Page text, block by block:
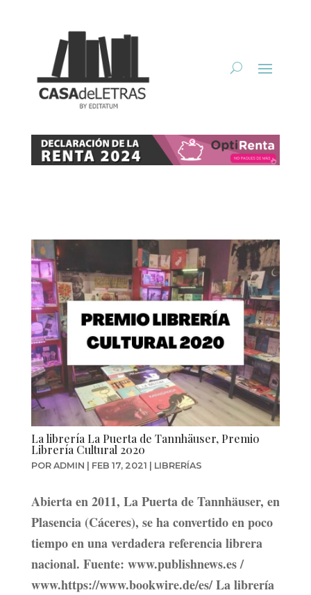
La librería La Puerta de Tannhäuser, Premio
Librería Cultural 2020
POR ADMIN FEB 17, 2021 LIBRERÍAS
​Abierta en 2011, La Puerta de Tannhäuser, en
Plasencia (Cáceres), se ha convertido en poco
tiempo en una verdadera referencia librera
nacional. Fuente: www.publishnews.es /
www.https://www.bookwire.de/es/ La librería